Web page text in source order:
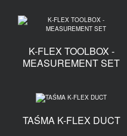
K-FLEX TOOLBOX -
MEASUREMENT SET
TAŚMA K-FLEX DUCT